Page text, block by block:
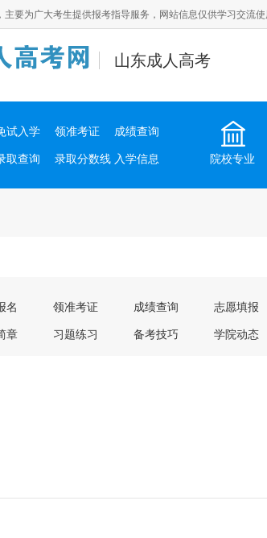
要为广大考生提供报考指导服务，网站信息仅供学习交流使
山东成人高考
试入学 领准考证 成绩查询
取查询 录取分数线 入学信息 院校专业
名 领准考证 成绩查询 志愿填报
章 习题练习 备考技巧 学院动态